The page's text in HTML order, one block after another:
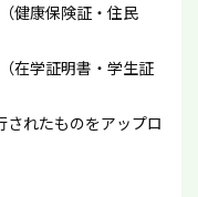
健康保険証・住民
在学証明書・学生証
れたものをアップロ